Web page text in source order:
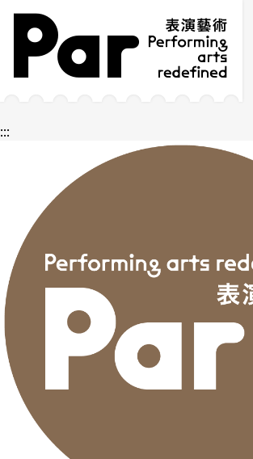
跳到主要內容區塊
網站導覽
:::